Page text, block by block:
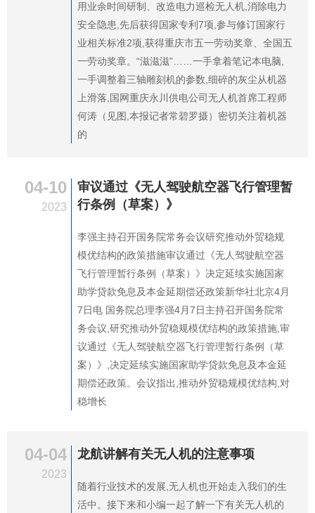
用业余时间研制、改造电力巡检无人机,消除电力
安全隐患,先后获得国家专利7项,参与修订国家行
业相关标准2项,获得重庆市五一劳动奖章、全国五
一劳动奖章。“滋滋滋”……一手拿着笔记本电脑,
一手调整着三轴雕刻机的参数,细碎的灰尘从机器
上滑落,国网重庆永川供电公司无人机首席工程师
何涛（见图,本报记者常碧罗摄）密切关注着机器
的
04-10
2023
审议通过《无人驾驶航空器飞行管理暂
行条例（草案）》
李强主持召开国务院常务会议研究推动外贸稳规
模优结构的政策措施审议通过《无人驾驶航空器
飞行管理暂行条例（草案）》决定延续实施国家
助学贷款免息及本金延期偿还政策新华社北京4月
7日电 国务院总理李强4月7日主持召开国务院常
务会议,研究推动外贸稳规模优结构的政策措施,审
议通过《无人驾驶航空器飞行管理暂行条例（草
案）》,决定延续实施国家助学贷款免息及本金延
期偿还政策。会议指出,推动外贸稳规模优结构,对
稳增长
04-04
2023
龙航讲解有关无人机的注意事项
随着行业技术的发展,无人机也开始走入我们的生
活中。接下来和小编一起了解一下有关无人机的